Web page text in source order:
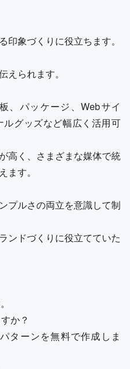
象づくりに役立ちます。
えられます。
、パッケージ、Webサイ
ルグッズなど幅広く活用可
高く、さまざまな媒体で統
ます。
プルさの両立を意識して制
ンドづくりに役立てていた
か？
ターンを無料で作成しま